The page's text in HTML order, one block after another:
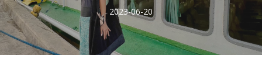
2023-06-20